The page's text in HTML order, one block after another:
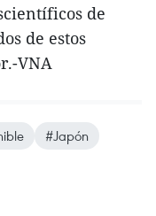
de
de estos
VNA
#Japón